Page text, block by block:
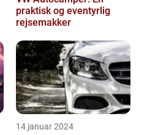
praktisk og eventyrlig
rejsemakker
14 januar 2024